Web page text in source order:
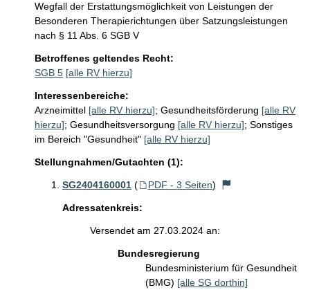
Wegfall der Erstattungsmöglichkeit von Leistungen der
Besonderen Therapierichtungen über Satzungsleistungen
nach § 11 Abs. 6 SGB V
Betroffenes geltendes Recht:
SGB 5 [alle RV hierzu]
Interessenbereiche:
Arzneimittel [alle RV hierzu]; Gesundheitsförderung [alle RV
hierzu]; Gesundheitsversorgung [alle RV hierzu]; Sonstiges
im Bereich "Gesundheit" [alle RV hierzu]
Stellungnahmen/Gutachten (1):
SG2404160001 ( PDF - 3 Seiten)
Adressatenkreis:
Versendet am 27.03.2024 an:
Bundesregierung
Bundesministerium für Gesundheit
(BMG) [alle SG dorthin]